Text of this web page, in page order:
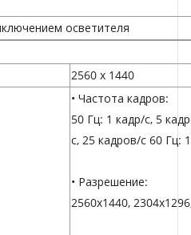
осветителя
2560 х 1440
• Частота кадров:
50 Гц: 1 кадр/с, 5
с, 25 кадров/с 60 Гц:
• Разрешение:
2560x1440,